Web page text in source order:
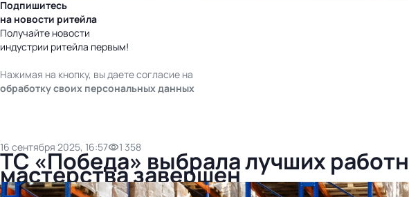
Подпишитесь
на новости ритейла
Получайте новости
индустрии ритейла первым!
Нажимая на кнопку, вы даете согласие на
обработку своих персональных данных
16 сентября 2025, 16:57 1 358
ТС «Победа» выбрала лучших
мастерства завершен